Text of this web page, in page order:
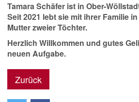
Tamara Schäfer ist in Ober-
Seit 2021 lebt sie mit ihrer Familie
Mutter zweier Töchter.
Herzlich Willkommen und gutes
neuen Aufgabe.
Zurück